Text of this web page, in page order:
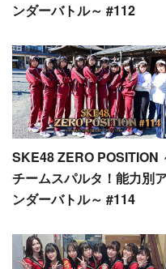
ンダーバトル～ #112
SKE48 ZERO POSITION
チームスパルタ！能力別
ンダーバトル～ #114